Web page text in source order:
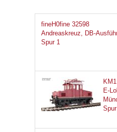
fineH0fine 32598
Andreaskreuz, DB-
Spur 1
E-